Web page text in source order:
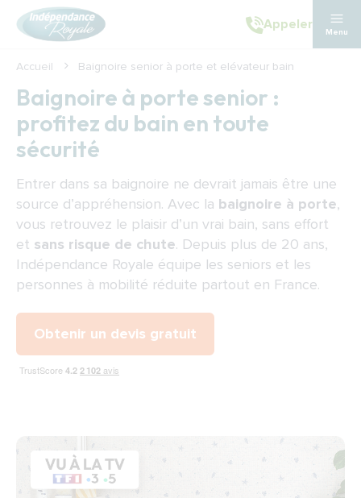
Aller au contenu principal
Appeler
Menu
Accueil Baignoire senior à porte et elévateur bain
Baignoire à porte senior :
profitez du bain en toute
sécurité
Entrer dans sa baignoire ne devrait jamais être une
source d’appréhension. Avec la baignoire à porte,
vous retrouvez le plaisir d’un vrai bain, sans effort
et sans risque de chute. Depuis plus de 20 ans,
Indépendance Royale équipe les seniors et les
personnes à mobilité réduite partout en France.
Obtenir un devis gratuit